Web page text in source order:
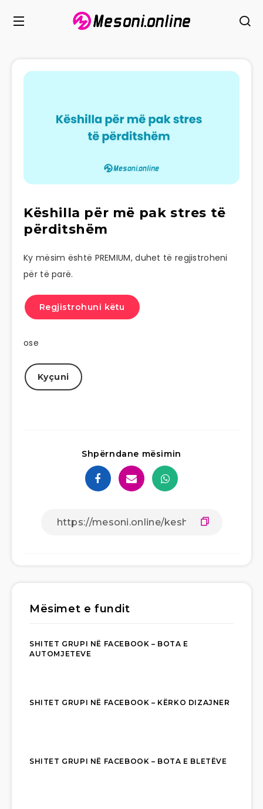
Këshilla për më pak stres të
përditshëm
Ky mësim është PREMIUM, duhet të regjistroheni
për të parë.
Regjistrohuni këtu
ose
Kyçuni
Shpërndane mësimin
Mësimet e fundit
SHITET GRUPI NË FACEBOOK – BOTA E
AUTOMJETEVE
SHITET GRUPI NË FACEBOOK – KËRKO DIZAJNER
SHITET GRUPI NË FACEBOOK – BOTA E BLETËVE